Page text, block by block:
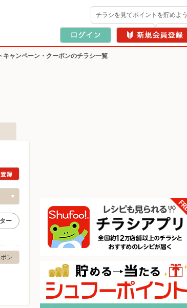
チラシを見てポイントを貯めよう
キャンペーン・クーポンのチラシ一覧
ー
ン